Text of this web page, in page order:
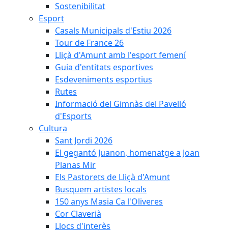
Sostenibilitat
Esport
Casals Municipals d'Estiu 2026
Tour de France 26
Lliçà d'Amunt amb l'esport femení
Guia d'entitats esportives
Esdeveniments esportius
Rutes
Informació del Gimnàs del Pavelló
d'Esports
Cultura
Sant Jordi 2026
El gegantó Juanon, homenatge a Joan
Planas Mir
Els Pastorets de Lliçà d'Amunt
Busquem artistes locals
150 anys Masia Ca l'Oliveres
Cor Claverià
Llocs d'interès